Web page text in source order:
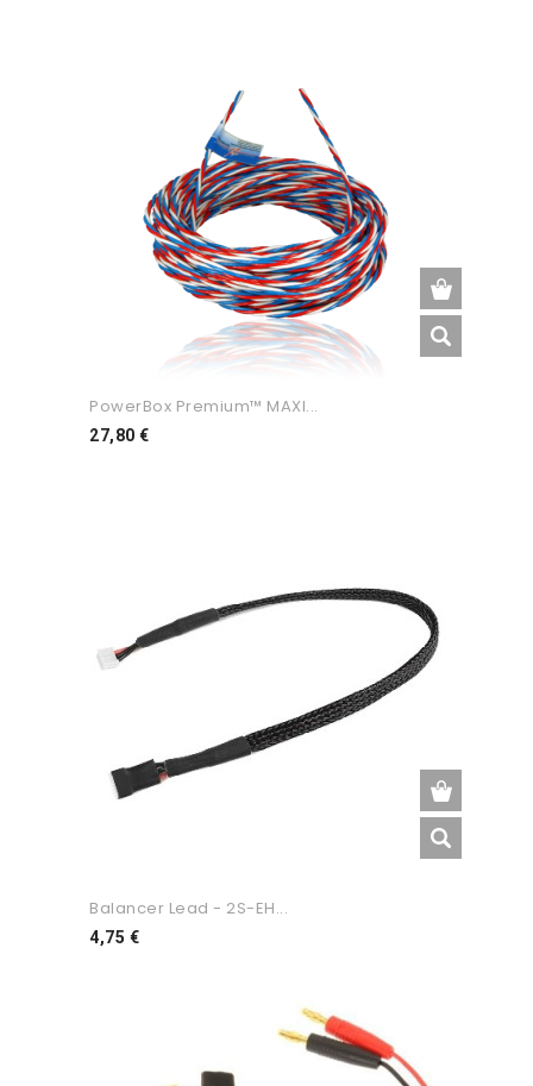
PowerBox Premium™ MAXI...
27,80 €Preço
Balancer Lead - 2S-EH...
4,75 €Preço